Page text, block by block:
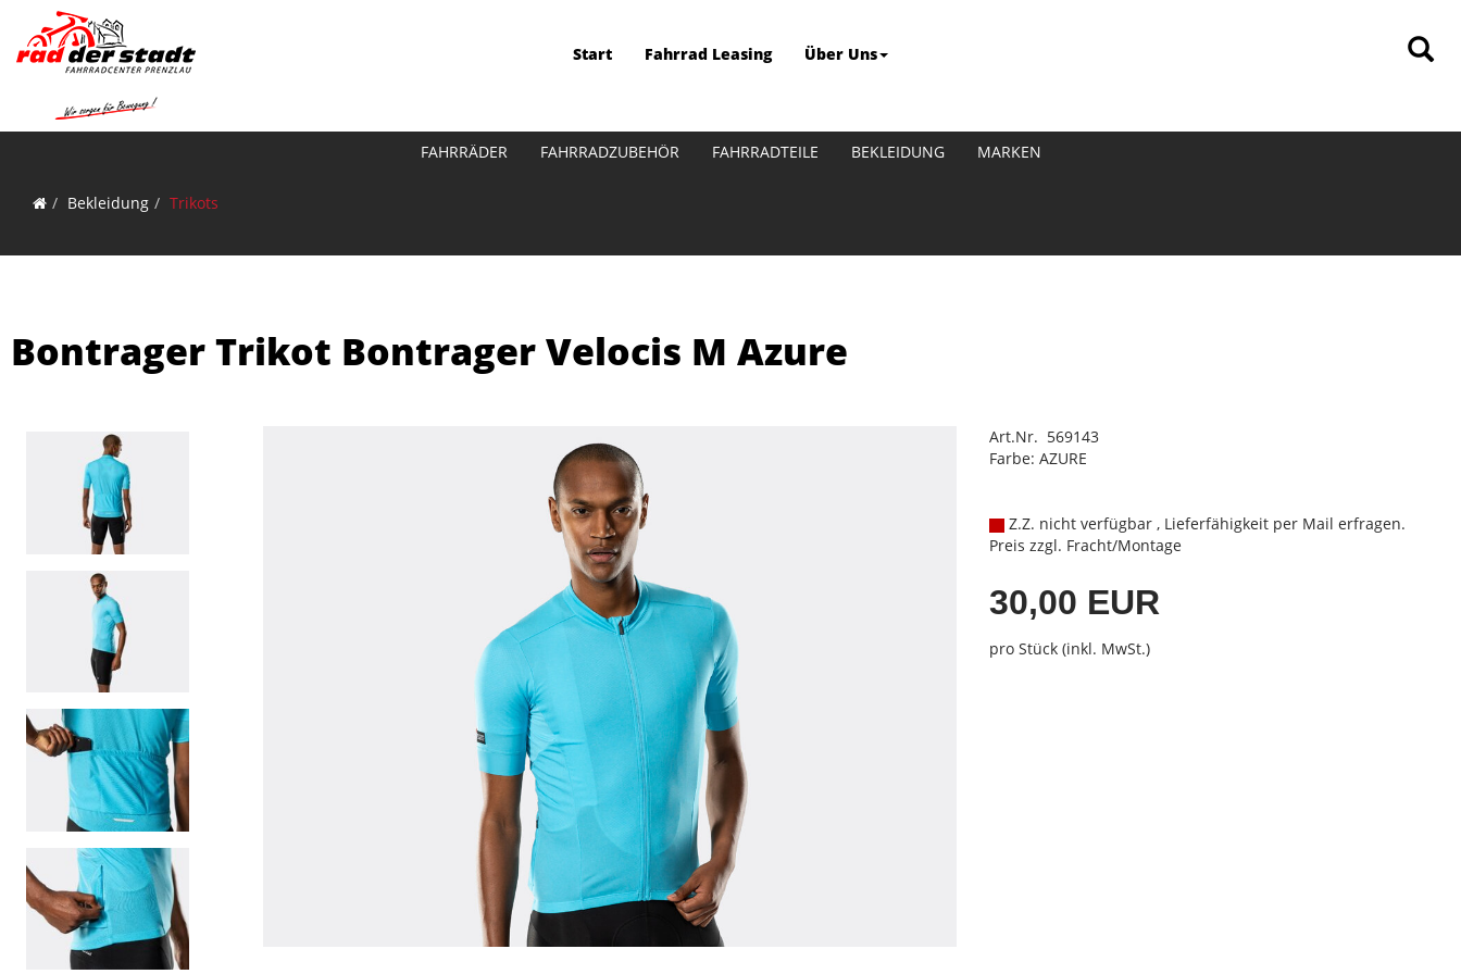
Start Fahrrad Leasing Über Uns
FAHRRÄDER FAHRRADZUBEHÖR FAHRRADTEILE BEKLEIDUNG MARKEN
Bekleidung Trikots
Bontrager Trikot Bontrager Velocis M Azure
Art.Nr. 569143
Farbe: AZURE
Z.Z. nicht verfügbar , Lieferfähigkeit per Mail erfragen.
Preis zzgl. Fracht/Montage
30,00 EUR
pro Stück (inkl. MwSt.)